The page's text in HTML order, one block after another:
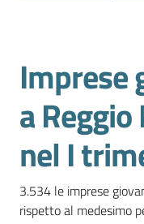
Gestire
l'impresa
Promuovere
l'impresa
Salta al contenuto
Imprese
a
nel I
3.534 le imprese
rispetto al medesimo